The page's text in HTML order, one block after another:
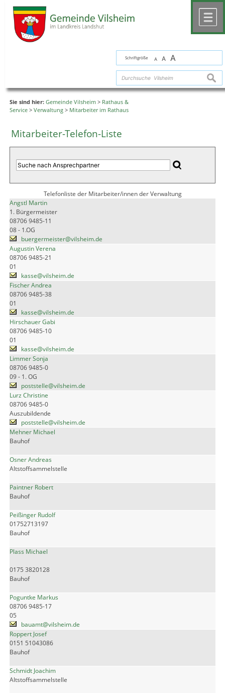
Schriftgröße A A A
Sie sind hier: Gemeinde Vilsheim > Rathaus &
Service > Verwaltung > Mitarbeiter im Rathaus
Mitarbeiter-Telefon-Liste
Telefonliste der Mitarbeiter/innen der Verwaltung
Angstl Martin
1. Bürgermeister
08706 9485-11
08 - 1.OG
buergermeister@vilsheim.de
Augustin Verena
08706 9485-21
01
kasse@vilsheim.de
Fischer Andrea
08706 9485-38
01
kasse@vilsheim.de
Hirschauer Gabi
08706 9485-10
01
kasse@vilsheim.de
Limmer Sonja
08706 9485-0
09 - 1. OG
poststelle@vilsheim.de
Lurz Christine
08706 9485-0
Auszubildende
poststelle@vilsheim.de
Mehner Michael
Bauhof
Osner Andreas
Altstoffsammelstelle
Paintner Robert
Bauhof
Peißinger Rudolf
01752713197
Bauhof
Plass Michael
0175 3820128
Bauhof
Poguntke Markus
08706 9485-17
05
bauamt@vilsheim.de
Roppert Josef
0151 51043086
Bauhof
Schmidt Joachim
Altstoffsammelstelle